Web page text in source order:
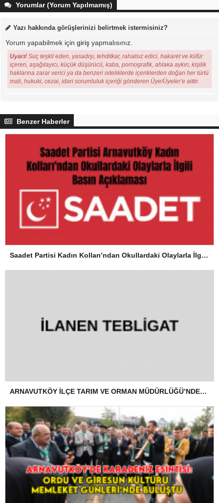
Yorumlar (Yorum Yapılmamış)
Yazı hakkında görüşlerinizi belirtmek istermisiniz?
Yorum yapabilmek için giriş yapmalısınız.
Uyarı! Suç teşkil eden, yasadışı, tehditkar, rahatsız edici, hakaret ve küfür
içeren, aşağılayıcı, küçük düşürücü, kaba, pornografik, ahlaka aykırı, kişilik
haklarına zarar verici ya da benzeri niteliklerde içeriklerden doğan her türlü
mali, hukuki, cezai, idari sorumluluk içeriği gönderen Üye/Üyeler’e aittir.
Benzer Haberler
Saadet Partisi Kadın Kolları’ndan Okullardaki Olaylarla İlgili Basın Açıklaması
ARNAVUTKÖY İLÇE TARIM VE ORMAN MÜDÜRLÜĞÜ’NDEN İLANEN TEBLİGAT